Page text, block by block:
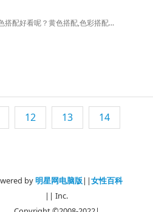
搭配好看呢？黄色搭配,色彩搭配...
12 13
14
by明星网电脑版 ||女性百科
|| Inc.